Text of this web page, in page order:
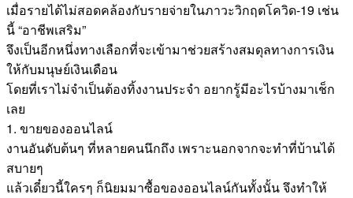
เมื่อรายได้ไม่สอดคล้องกับรายจ่ายในภาวะวิกฤตโควิด-19 เช่น
นี้ “อาชีพเสริม”
จึงเป็นอีกหนึ่งทางเลือกที่จะเข้ามาช่วยสร้างสมดุลทางการเงิน
ให้กับมนุษย์เงินเดือน
โดยที่เราไม่จำเป็นต้องทิ้งงานประจำ อยากรู้มีอะไรบ้างมาเช็ก
เลย
1. ขายของออนไลน์
งานอันดับต้นๆ ที่หลายคนนึกถึง เพราะนอกจากจะทำที่บ้านได้
สบายๆ
แล้วเดี๋ยวนี้ใครๆ ก็นิยมมาซื้อของออนไลน์กันทั้งนั้น จึงทำให้